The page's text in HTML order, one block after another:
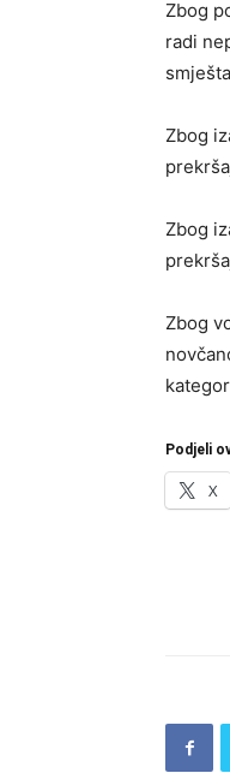
Zbog
radi
Zbog
Zbog
Zbog
Podjeli
X